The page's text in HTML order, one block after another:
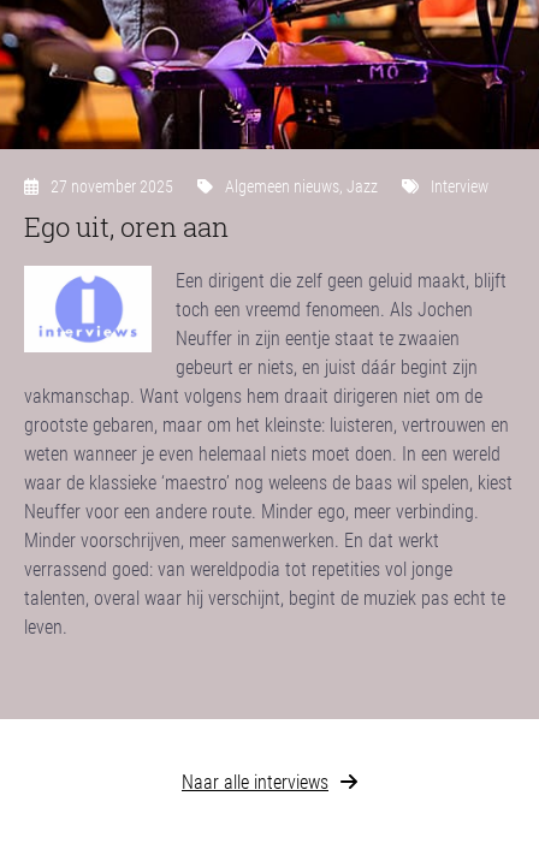
27 november 2025 Algemeen nieuws, Jazz Interview
Ego uit, oren aan
Een dirigent die zelf geen geluid maakt, blijft
toch een vreemd fenomeen. Als Jochen
Neuffer in zijn eentje staat te zwaaien
gebeurt er niets, en juist dáár begint zijn
vakmanschap. Want volgens hem draait dirigeren niet om de
grootste gebaren, maar om het kleinste: luisteren, vertrouwen en
weten wanneer je even helemaal niets moet doen. In een wereld
waar de klassieke ‘maestro’ nog weleens de baas wil spelen, kiest
Neuffer voor een andere route. Minder ego, meer verbinding.
Minder voorschrijven, meer samenwerken. En dat werkt
verrassend goed: van wereldpodia tot repetities vol jonge
talenten, overal waar hij verschijnt, begint de muziek pas echt te
leven.
Naar alle interviews